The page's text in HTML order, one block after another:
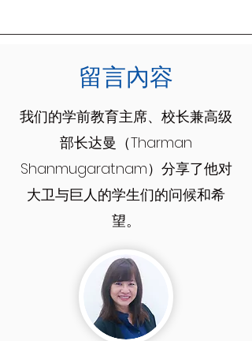
留言內容
我们的学前教育主席、校长兼高级
部长达曼（Tharman
Shanmugaratnam）分享了他对
大卫与巨人的学生们的问候和希
望。